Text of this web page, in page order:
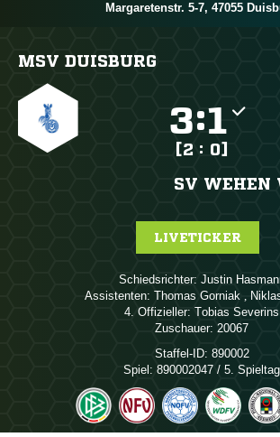
Margaretenstr. 5-7, 47055
MSV DUISBURG
:
[2 : 0]
SV WEHEN
LIVETICKER
Schiedsrichter: 
Assistenten:   ,
4. Offizieller:  
Zuschauer: 20067
Staffel-ID: 890002
Spiel: 890002047 / 5. Spieltag